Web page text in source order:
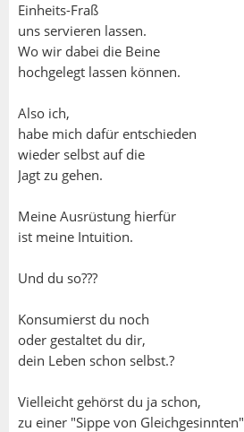
Einheits-Fraß
uns servieren lassen.
Wo wir dabei die Beine
hochgelegt lassen können.
Also ich,
habe mich dafür entschieden
wieder selbst auf die
Jagt zu gehen.
Meine Ausrüstung hierfür
ist meine Intuition.
Und du so???
Konsumierst du noch
oder gestaltet du dir,
dein Leben schon selbst.?
Vielleicht gehörst du ja schon,
zu einer "Sippe von Gleichgesinnten"